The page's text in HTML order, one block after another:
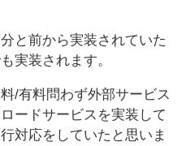
と前から実装されていた
実装されます。
/有料問わず外部サービス
ードサービスを実装して
対応をしていたと思いま